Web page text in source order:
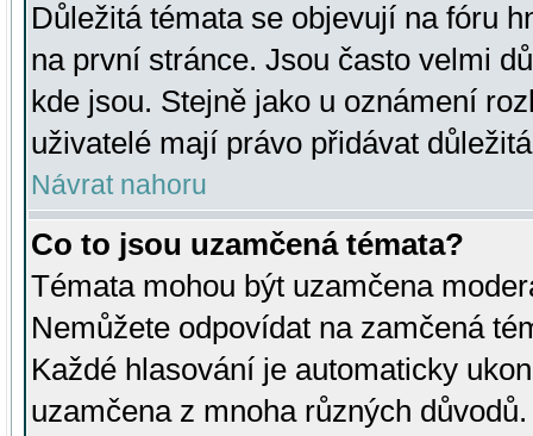
Důležitá témata se objevují na fóru
na první stránce. Jsou často velmi
kde jsou. Stejně jako u oznámení
uživatelé mají právo přidávat
Návrat nahoru
Co to jsou uzamčená témata?
Témata mohou být uzamčena
Nemůžete odpovídat na zamčená
Každé hlasování je automaticky
uzamčena z mnoha různých důvodů.